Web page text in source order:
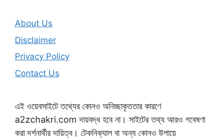
About Us
Disclaimer
Privacy Policy
Contact Us
এই ওয়েবসাইটে তথ্যের কোনও অনিচ্ছাকৃততার কারণে
a2zchakri.com দায়বদ্ধ হবে না। সাইটের তথ্য আরও গবেষণা
করা দর্শনার্থীর দায়িত্ব। টেকনিক্যাল বা অন্য কোনও উপায়ে